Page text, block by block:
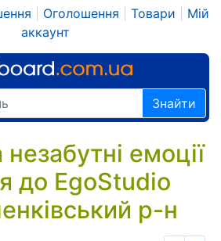
Оголошення Товари
Мій
аккаунт
Знайти
незабутні емоції
до EgoStudio
р-н